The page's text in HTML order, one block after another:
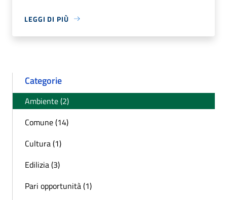
LEGGI DI PIÙ
Categorie
Ambiente (2)
Comune (14)
Cultura (1)
Edilizia (3)
Pari opportunità (1)